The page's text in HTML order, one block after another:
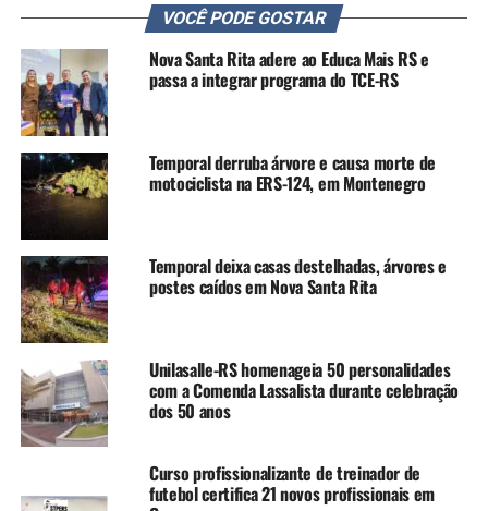
Esta será a quinta escola que funcionará como centro de
distribuição de doações. Desde a segunda-feira, 17, já
estão em operação as centrais na EMEF Professor Thiago
Würth (Ginásio – Rua São Gabriel, ao lado do CRAS), no
Mathias Velho, na EMEF Max Adolfo Oderich (Rua
Professora Dona Sara, 100), no Harmonia, na EMEF Rio
Grande do Sul (Rua Wenceslau Braz, 35), no Mato
Grande, na EMEF Paulo VI (Avenida Irineu Carvalho
Braga, 2781), no Fátima.
Os Centros de Distribuição de Doações atendem de forma
descentralizada, em bairros atingidos pela enchente.
Nos locais, as pessoas podem retirar cestas básicas, itens
de higiene e limpeza e leite em pó, a cada 15 dias.
Marmitas, água e roupas podem ser retiradas
diariamente. Aos finais de semana são distribuídas 500
marmitas, por ponto, entre 12h e 14h, e 300 marmitas
em cada ponto, em dias de semana.
VOCÊ PODE GOSTAR
Nova Santa Rita adere ao Educa Mais RS e
passa a integrar programa do TCE-RS
Temporal derruba árvore e causa morte de
motociclista na ERS-124, em Montenegro
Temporal deixa casas destelhadas, árvores e
postes caídos em Nova Santa Rita
Unilasalle-RS homenageia 50 personalidades
com a Comenda Lassalista durante celebração
dos 50 anos
Curso profissionalizante de treinador de
futebol certifica 21 novos profissionais em